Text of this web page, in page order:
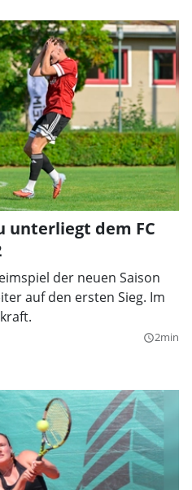
unterliegt dem FC
der neuen Saison
auf den ersten Sieg. Im
query_builder2min